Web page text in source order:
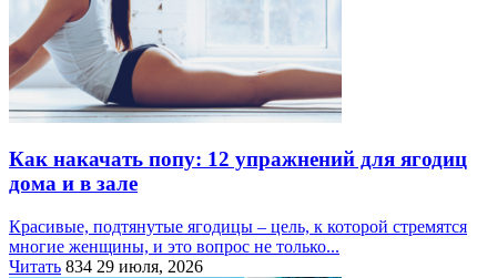
Как накачать попу: 12 упражнений для ягодиц
дома и в зале
Красивые, подтянутые ягодицы – цель, к которой стремятся
многие женщины, и это вопрос не только...
Читать 834 29 июля, 2026